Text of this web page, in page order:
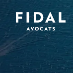
Aller
au
contenu
principal